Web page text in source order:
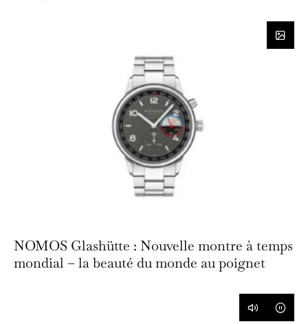
NOMOS Glashütte : Nouvelle montre à temps
mondial – la beauté du monde au poignet